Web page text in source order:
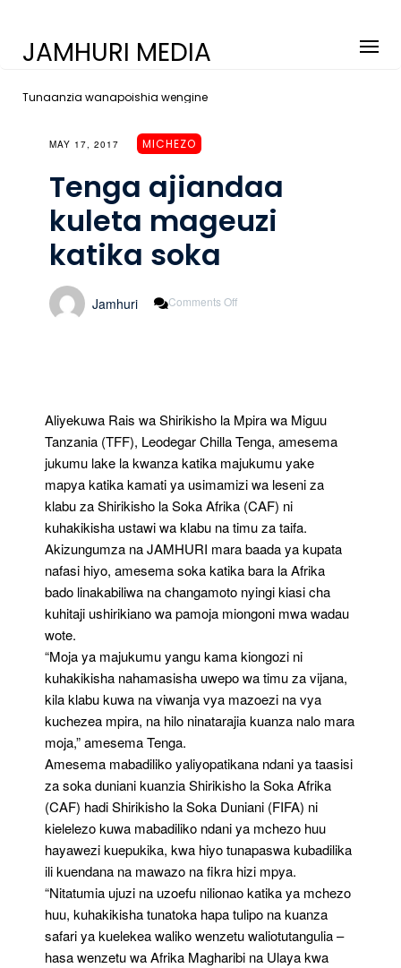
JAMHURI MEDIA
Tunaanzia wanapoishia wengine
MAY 17, 2017 MICHEZO
Tenga ajiandaa
kuleta mageuzi
katika soka
Jamhuri Comments Off
Aliyekuwa Rais wa Shirikisho la Mpira wa Miguu
Tanzania (TFF), Leodegar Chilla Tenga, amesema
jukumu lake la kwanza katika majukumu yake
mapya katika kamati ya usimamizi wa leseni za
klabu za Shirikisho la Soka Afrika (CAF) ni
kuhakikisha ustawi wa klabu na timu za taifa.
Akizungumza na JAMHURI mara baada ya kupata
nafasi hiyo, amesema soka katika bara la Afrika
bado linakabiliwa na changamoto nyingi kiasi cha
kuhitaji ushirikiano wa pamoja miongoni mwa wadau
wote.
“Moja ya majukumu yangu kama kiongozi ni
kuhakikisha nahamasisha uwepo wa timu za vijana,
kila klabu kuwa na viwanja vya mazoezi na vya
kuchezea mpira, na hilo ninatarajia kuanza nalo mara
moja,” amesema Tenga.
Amesema mabadiliko yaliyopatikana ndani ya taasisi
za soka duniani kuanzia Shirikisho la Soka Afrika
(CAF) hadi Shirikisho la Soka Duniani (FIFA) ni
kielelezo kuwa mabadiliko ndani ya mchezo huu
hayawezi kuepukika, kwa hiyo tunapaswa kubadilika
ili kuendana na mawazo na fikra hizi mpya.
“Nitatumia ujuzi na uzoefu nilionao katika ya mchezo
huu, kuhakikisha tunatoka hapa tulipo na kuanza
safari ya kuelekea waliko wenzetu waliotutangulia –
hasa wenzetu wa Afrika Magharibi na Ulaya kwa